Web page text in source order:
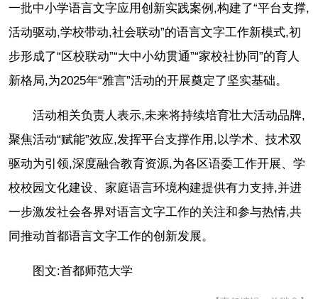
一批中小学语言文字应用创新实践案例,构建了“平台支撑,
活动驱动,学校带动,社会联动”的语言文字工作新模式,初
步形成了“区校联动”“大中小幼贯通”“家校社协同”的育人
新格局,为2025年“雅言”活动的开展奠定了坚实基础。
活动相关负责人表示,未来将持续培育壮大活动品牌,
聚焦活动“赋能”效应,发挥平台支撑作用,以学术、技术双
驱动为引领,深度融合教育资源,为各区语委工作开展、学
校校园文化建设、家庭语言环境构建提供有力支持,并进
一步激发社会各界对语言文字工作的关注和参与热情,共
同推动首都语言文字工作的创新发展。
图文:首都师范大学